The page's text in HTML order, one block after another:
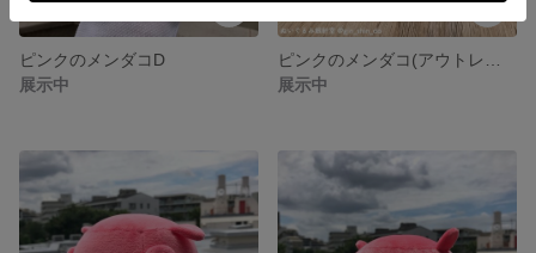
ピンクのメンダコD
展示中
展示中